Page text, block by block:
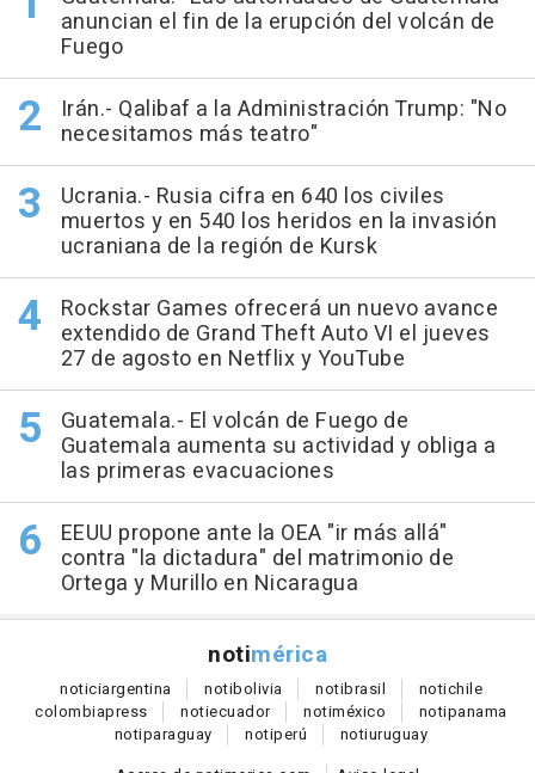
anuncian el fin de la erupción del volcán de
Fuego
Irán.- Qalibaf a la Administración Trump: "No
necesitamos más teatro"
Ucrania.- Rusia cifra en 640 los civiles
muertos y en 540 los heridos en la invasión
ucraniana de la región de Kursk
Rockstar Games ofrecerá un nuevo avance
extendido de Grand Theft Auto VI el jueves
27 de agosto en Netflix y YouTube
Guatemala.- El volcán de Fuego de
Guatemala aumenta su actividad y obliga a
las primeras evacuaciones
EEUU propone ante la OEA "ir más allá"
contra "la dictadura" del matrimonio de
Ortega y Murillo en Nicaragua
notimérica
noticiargentina notibolivia notibrasil notichile
colombiapress notiecuador notiméxico notipanama
notiparaguay notiperú notiuruguay